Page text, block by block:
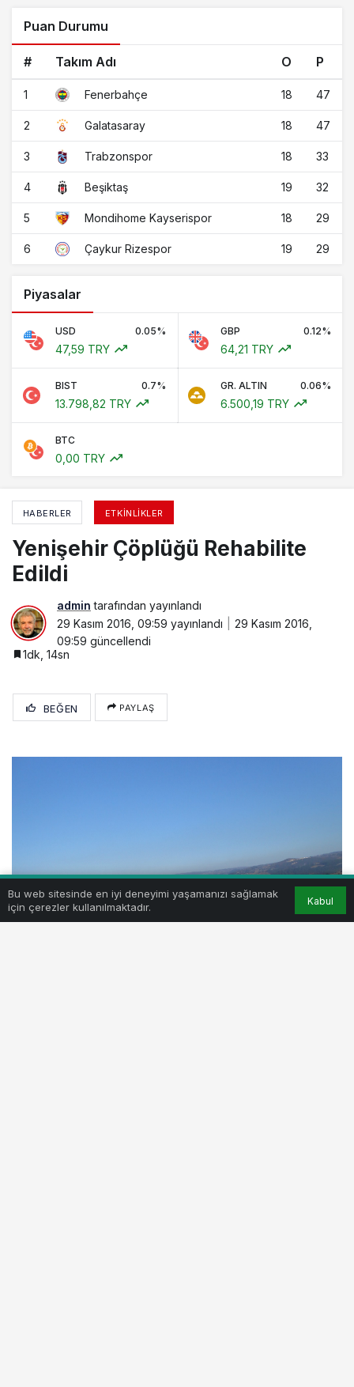
Puan Durumu
# Takım Adı O P
1 Fenerbahçe 18 47
2 Galatasaray 18 47
3 Trabzonspor 18 33
4 Beşiktaş 19 32
5 Mondihome Kayserispor 18 29
6 Çaykur Rizespor 19 29
Piyasalar
USD 0.05%
47,59 TRY
GBP 0.12%
64,21 TRY
BIST 0.7%
13.798,82 TRY
GR. ALTIN 0.06%
6.500,19 TRY
BTC
0,00 TRY
HABERLER ETKINLIKLER
Yenişehir Çöplüğü Rehabilite
Edildi
admin tarafından yayınlandı
29 Kasım 2016, 09:59 yayınlandı
29 Kasım 2016,
09:59 güncellendi
1dk, 14sn
BEĞEN PAYLAŞ
Bu web sitesinde en iyi deneyimi yaşamanızı sağlamak
için çerezler kullanılmaktadır.
Kabul